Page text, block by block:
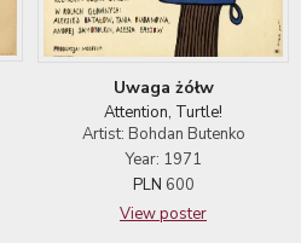
Uwaga żółw
Attention, Turtle!
Artist: Bohdan Butenko
Year: 1971
PLN 600
View poster